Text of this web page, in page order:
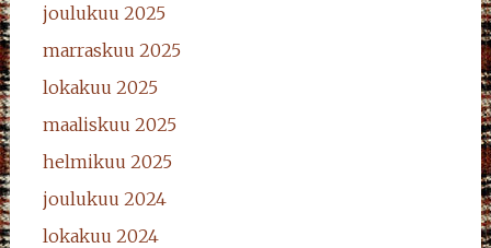
joulukuu 2025
marraskuu 2025
lokakuu 2025
maaliskuu 2025
helmikuu 2025
joulukuu 2024
lokakuu 2024